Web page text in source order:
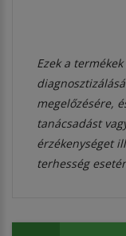
Ezek a
megelőzésére,
tanácsadást
érzékenységet
terhesség